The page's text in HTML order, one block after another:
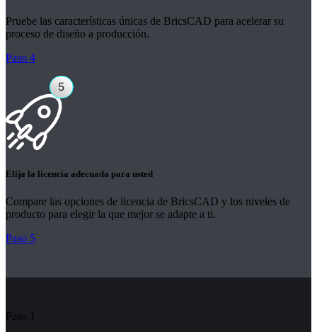
Pruebe las características únicas de BricsCAD para acelerar su
proceso de diseño a producción.
Paso 4
Elija la licencia adecuada para usted
Compare las opciones de licencia de BricsCAD y los niveles de
producto para elegir la que mejor se adapte a ti.
Paso 5
Paso 1